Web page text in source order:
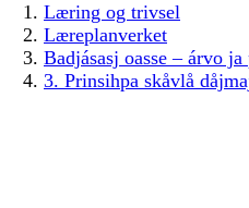
Læring og trivsel
Læreplanverket
Badjásasj oasse – árvo
3. Prinsihpa skåvlå